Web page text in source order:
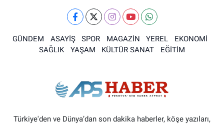
GÜNDEM ASAYİŞ SPOR MAGAZİN YEREL
EKONOMİ
SAĞLIK
YAŞAM KÜLTÜR SANAT EĞİTİM
Türkiye'den ve Dünya’dan son dakika haberler, köşe yazıları,